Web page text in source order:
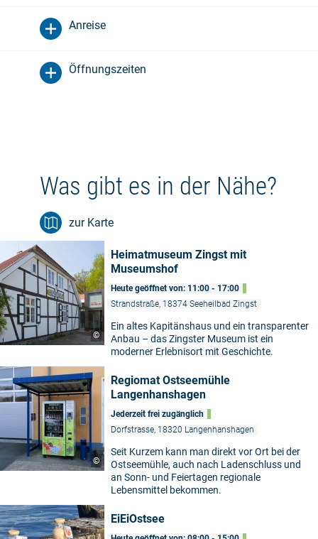
Anreise
Öffnungszeiten
Was gibt es in der Nähe?
zur Karte
©
Heimatmuseum Zingst mit
Museumshof
Heute geöffnet von: 11:00 - 17:00
Strandstraße, 18374 Seeheilbad Zingst
Ein altes Kapitänshaus und ein transparenter
Anbau – das Zingster Museum ist ein
moderner Erlebnisort mit Geschichte.
©
Regiomat Ostseemühle
Langenhanshagen
Jederzeit frei zugänglich
Dorfstrasse, 18320 Langenhanshagen
Seit Kurzem kann man direkt vor Ort bei der
Ostseemühle, auch nach Ladenschluss und
an Sonn- und Feiertagen regionale
Lebensmittel bekommen.
EiEiOstsee